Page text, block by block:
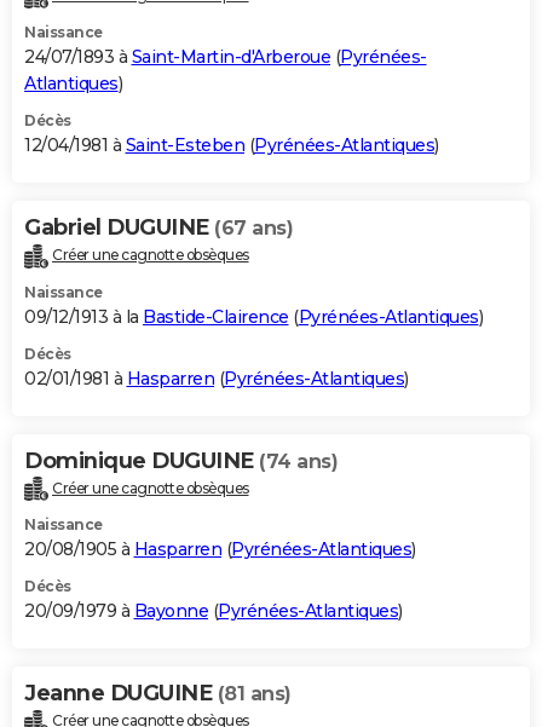
Naissance
24/07/1893 à Saint-Martin-d'Arberoue (Pyrénées-
Atlantiques)
Décès
12/04/1981 à Saint-Esteben (Pyrénées-Atlantiques)
Gabriel DUGUINE (67 ans)
Créer une cagnotte obsèques
Naissance
09/12/1913 à la Bastide-Clairence (Pyrénées-Atlantiques)
Décès
02/01/1981 à Hasparren (Pyrénées-Atlantiques)
Dominique DUGUINE (74 ans)
Créer une cagnotte obsèques
Naissance
20/08/1905 à Hasparren (Pyrénées-Atlantiques)
Décès
20/09/1979 à Bayonne (Pyrénées-Atlantiques)
Jeanne DUGUINE (81 ans)
Créer une cagnotte obsèques